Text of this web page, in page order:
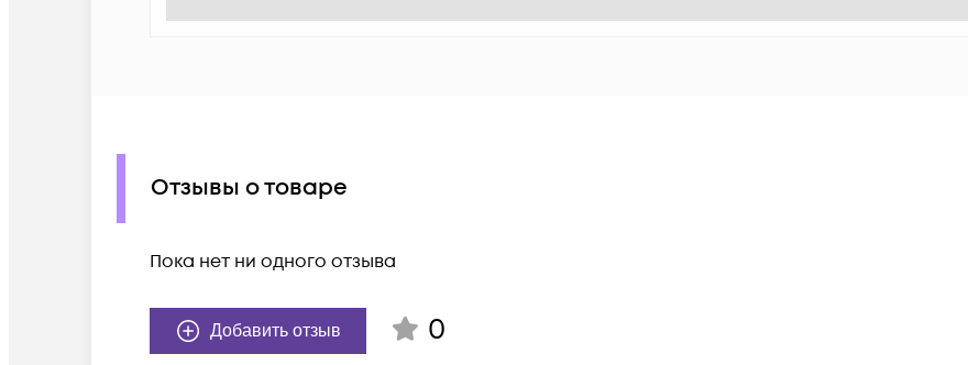
Отзывы о товаре
Пока нет ни одного отзыва
Добавить отзыв 0